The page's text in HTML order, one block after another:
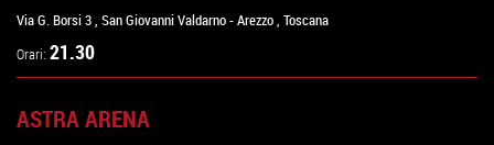
Via G. Borsi 3, San Giovanni Valdarno-Arezzo, Toscana
Orari: 21.30
ASTRA ARENA